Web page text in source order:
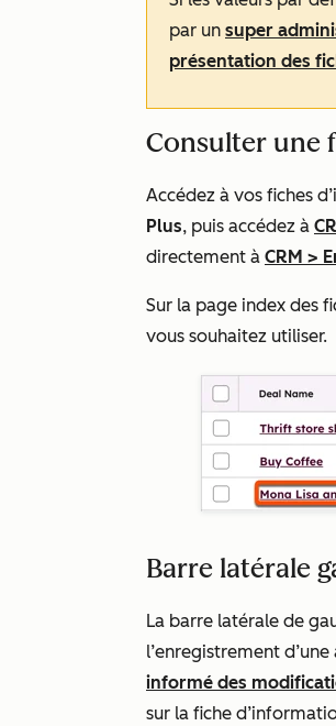
par un super
présentation des
Consulter une
Accédez à vos fiches
Plus, puis accédez à
directement à CRM >
Sur la page index des
vous souhaitez utiliser.
Barre latérale
La barre latérale de
l’enregistrement
informé des
sur la fiche